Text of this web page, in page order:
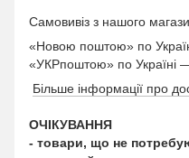
Самовивіз з нашого
«Новою поштою» по
«УКРпоштою» по Україні —
Більше інформації про
ОЧІКУВАННЯ
- товари, що не